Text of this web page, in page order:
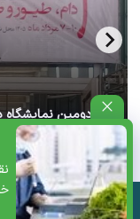
آغاز دومین
تهران+ ویدئو